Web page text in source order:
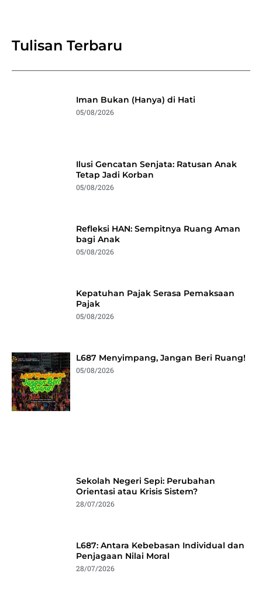
Tulisan Terbaru
Iman Bukan (Hanya) di Hati
05/08/2026
Ilusi Gencatan Senjata: Ratusan Anak
Tetap Jadi Korban
05/08/2026
Refleksi HAN: Sempitnya Ruang Aman
bagi Anak
05/08/2026
Kepatuhan Pajak Serasa Pemaksaan
Pajak
05/08/2026
L687 Menyimpang, Jangan Beri Ruang!
05/08/2026
Sekolah Negeri Sepi: Perubahan
Orientasi atau Krisis Sistem?
28/07/2026
L687: Antara Kebebasan Individual dan
Penjagaan Nilai Moral
28/07/2026